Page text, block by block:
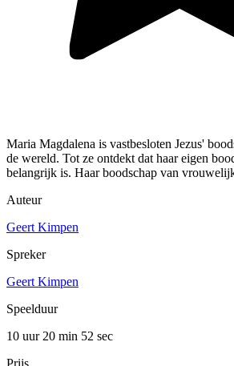
Maria Magdalena is vastbesloten Jezus'
de wereld. Tot ze ontdekt dat haar eigen
belangrijk is. Haar boodschap van
Auteur
Geert Kimpen
Spreker
Geert Kimpen
Speelduur
10 uur 20 min 52 sec
Prijs